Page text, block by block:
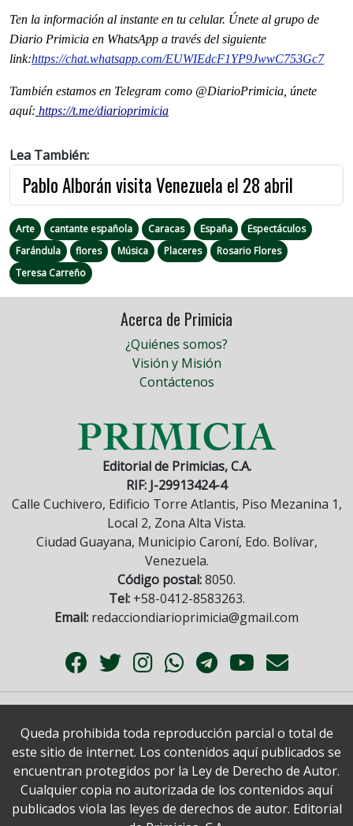
Ten la información al instante en tu celular. Únete al grupo de
Diario Primicia en WhatsApp a través del siguiente
link:https://chat.whatsapp.com/EUWIEdcF1YP9JwwC753Gc7
También estamos en Telegram como @DiarioPrimicia, únete
aquí: https://t.me/diarioprimicia
Lea También:
Pablo Alborán visita Venezuela el 28 abril
Arte cantante española Caracas España
Espectáculos
Farándula
flores Música Placeres
Rosario Flores
Teresa Carreño
Acerca de Primicia
¿Quiénes somos?
Visión y Misión
Contáctenos
Editorial de Primicias, C.A.
RIF: J-29913424-4
Calle Cuchivero, Edificio Torre Atlantis, Piso Mezanina 1,
Local 2, Zona Alta Vista.
Ciudad Guayana, Municipio Caroní, Edo. Bolívar,
Venezuela.
Código postal:8050.
Tel:+58-0412-8583263.
Email: redacciondiarioprimicia@gmail.com
Queda prohibida toda reproducción parcial o total de
este sitio de internet. Los contenidos aquí publicados se
encuentran protegidos por la Ley de Derecho de Autor.
Cualquier copia no autorizada de los contenidos aquí
publicados viola las leyes de derechos de autor. Editorial